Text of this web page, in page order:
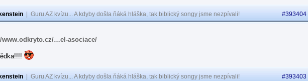
Guru AZ kvízu... A kdyby došla ňáká hláška, tak biblický songy jsme nezpívali! #393404 |
www.odkryto.cz/…el-asociace/
Guru AZ kvízu... A kdyby došla ňáká hláška, tak biblický songy jsme nezpívali! #393403 |